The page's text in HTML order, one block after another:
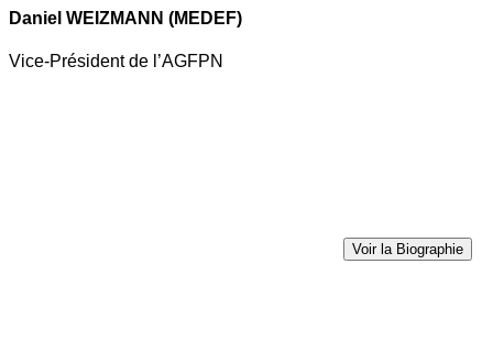
Daniel WEIZMANN (MEDEF)
Vice-Président de l’AGFPN
Voir la Biographie